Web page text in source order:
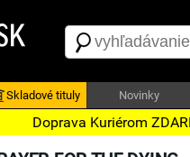
Skladové tituly Novinky
Doprava Kuriérom